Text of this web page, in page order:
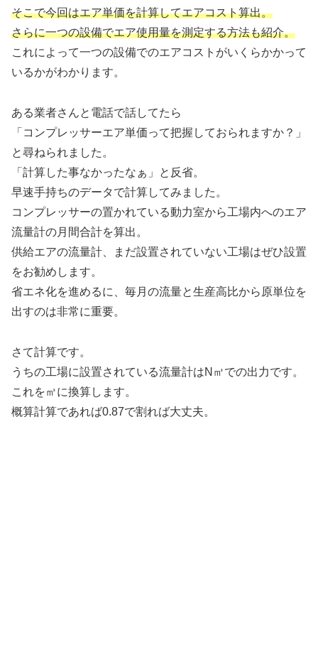
そこで今回はエア単価を計算してエアコスト算出。
さらに一つの設備でエア使用量を測定する方法も紹介。
これによって一つの設備でのエアコストがいくらかかって
いるかがわかります。
ある業者さんと電話で話してたら
「コンプレッサーエア単価って把握しておられますか？」
と尋ねられました。
「計算した事なかったなぁ」と反省。
早速手持ちのデータで計算してみました。
コンプレッサーの置かれている動力室から工場内へのエア
流量計の月間合計を算出。
供給エアの流量計、まだ設置されていない工場はぜひ設置
をお勧めします。
省エネ化を進めるに、毎月の流量と生産高比から原単位を
出すのは非常に重要。
さて計算です。
うちの工場に設置されている流量計はN㎥での出力です。
これを㎥に換算します。
概算計算であれば0.87で割れば大丈夫。